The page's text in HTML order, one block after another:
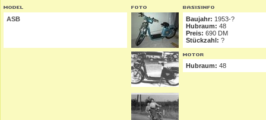
ASB Baujahr: 1953-?
Hubraum: 48
Preis: 690 DM
Stückzahl: ?
Hubraum: 48